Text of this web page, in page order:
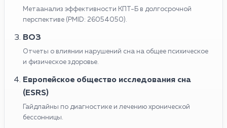
Метаанализ эффективности КПТ-Б в долгосрочной
перспективе (PMID: 26054050).
ВОЗ
Отчеты о влиянии нарушений сна на общее психическое
и физическое здоровье.
Европейское общество исследования сна
(ESRS)
Гайдлайны по диагностике и лечению хронической
бессонницы.